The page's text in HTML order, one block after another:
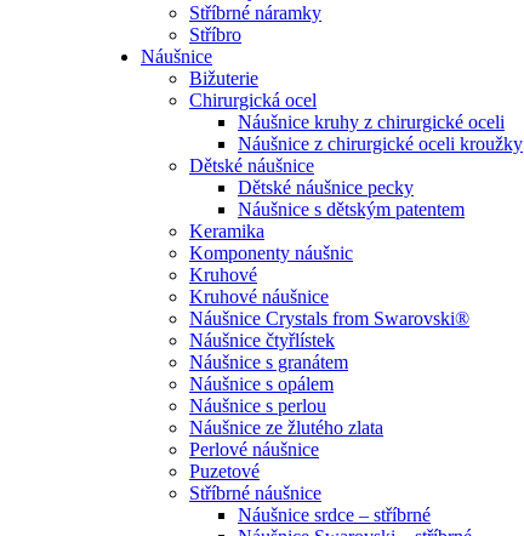
Stříbrné náramky
Stříbro
Náušnice
Bižuterie
Chirurgická ocel
Náušnice kruhy z chirurgické oceli
Náušnice z chirurgické oceli kroužky
Dětské náušnice
Dětské náušnice pecky
Náušnice s dětským patentem
Keramika
Komponenty náušnic
Kruhové
Kruhové náušnice
Náušnice Crystals from Swarovski®
Náušnice čtyřlístek
Náušnice s granátem
Náušnice s opálem
Náušnice s perlou
Náušnice ze žlutého zlata
Perlové náušnice
Puzetové
Stříbrné náušnice
Náušnice srdce – stříbrné